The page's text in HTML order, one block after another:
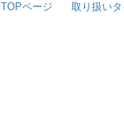
TOPページ 取り扱い